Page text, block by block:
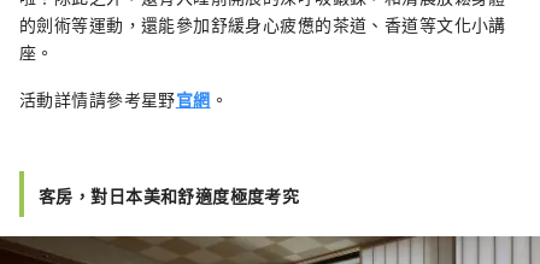
的劍術等運動，還能參加舒緩身心疲憊的茶道、香道等文化小講
座。
活動詳情請參考星野官網 。
客房，對日本美和舒適度極度考究